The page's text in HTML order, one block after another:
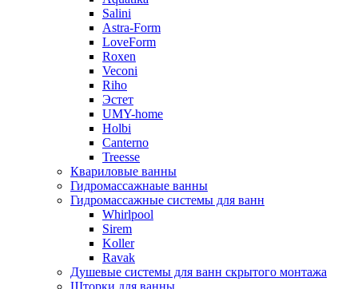
Salini
Astra-Form
LoveForm
Roxen
Veconi
Riho
Эстет
UMY-home
Holbi
Canterno
Treesse
Квариловые ванны
Гидромассажнаые ванны
Гидромассажные системы для ванн
Whirlpool
Sirem
Koller
Ravak
Душевые системы для ванн скрытого монтажа
Шторки для ванны